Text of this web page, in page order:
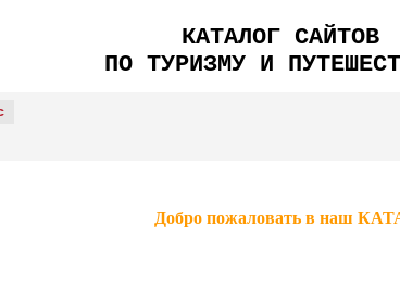
КАТАЛОГ САЙТОВ
ПО ТУРИЗМУ И
Добро пожаловать в наш